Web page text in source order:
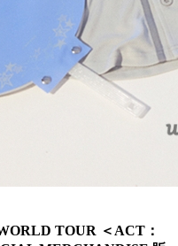
TOUR ＜ACT：